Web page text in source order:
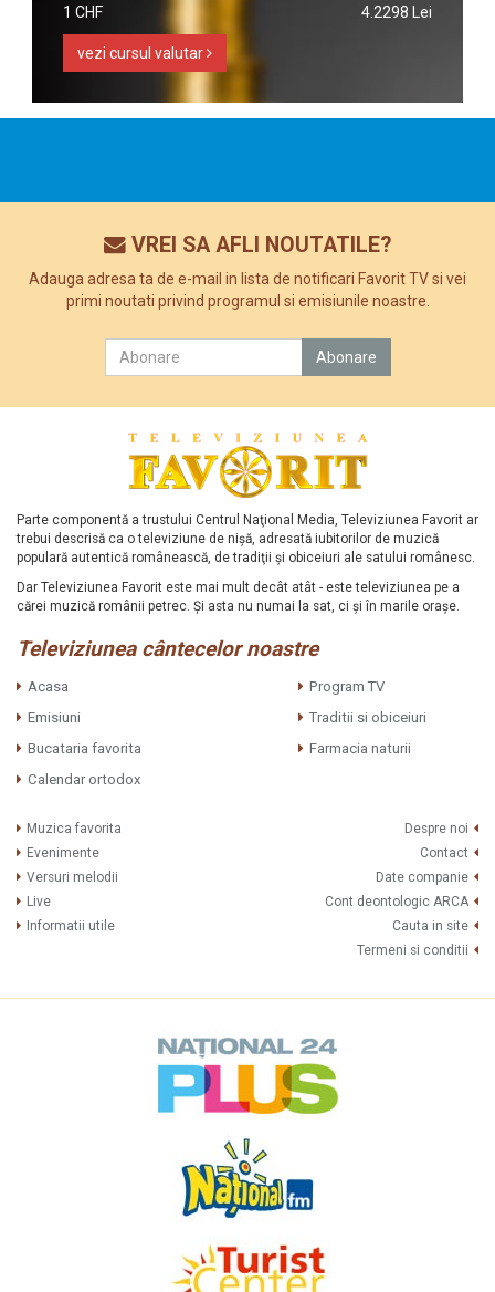
1 CHF
4.2298 Lei
vezi cursul valutar
VREI SA AFLI NOUTATILE?
Adauga adresa ta de e-mail in lista de notificari Favorit TV si vei
primi noutati privind programul si emisiunile noastre.
Parte componentă a trustului Centrul Naţional Media, Televiziunea Favorit ar
trebui descrisă ca o televiziune de nişă, adresată iubitorilor de muzică
populară autentică românească, de tradiţii şi obiceiuri ale satului românesc.
Dar Televiziunea Favorit este mai mult decât atât - este televiziunea pe a
cărei muzică românii petrec. Şi asta nu numai la sat, ci şi în marile oraşe.
Televiziunea cântecelor noastre
Acasa
Program TV
Emisiuni
Traditii si obiceiuri
Bucataria favorita
Farmacia naturii
Calendar ortodox
Muzica favorita
Evenimente
Versuri melodii
Live
Informatii utile
Despre noi
Contact
Date companie
Cont deontologic ARCA
Cauta in site
Termeni si conditii